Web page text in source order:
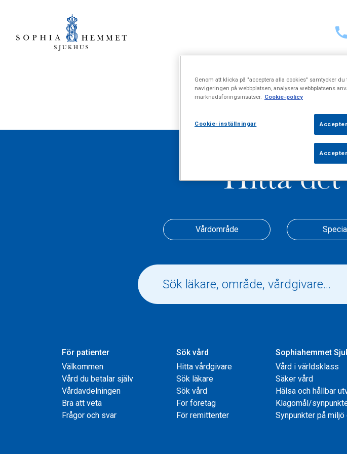
Hitta det
Vårdområde
För patienter
Välkommen
Vård du betalar själv
Vårdavdelningen
Bra att veta
Frågor och svar
Sök vård
Hitta vårdgivare
Sök läkare
Sök vård
För företag
För remittenter
Sophiahemmet
Vård i världsklass
Säker vård
Hälsa och hållbar
Klagomål/
Synpunkter på
Genom att klicka på "acceptera alla cookies" samtycker
navigeringen på webbplatsen, analysera webbplatsens
marknadsföringsinsatser. Cookie-policy
Cookie-inställningar